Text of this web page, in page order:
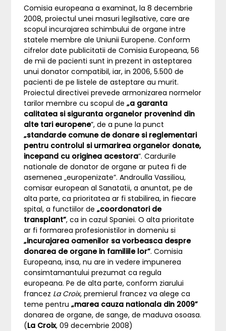
Comisia europeana a examinat, la 8 decembrie
2008, proiectul unei masuri legilsative, care are
scopul incurajarea schimbului de organe intre
statele membre ale Uniunii Europene. Conform
cifrelor date publicitatii de Comisia Europeana, 56
de mii de pacienti sunt in prezent in asteptarea
unui donator compatibil, iar, in 2006, 5.500 de
pacienti de pe listele de asteptare au murit.
Proiectul directivei prevede armonizarea normelor
tarilor membre cu scopul de„a garanta
calitatea si siguranta organelor provenind din
alte tari europene”, de a pune la punct
„standarde comune de donare si reglementari
pentru controlul si urmarirea organelor donate,
incepand cu originea acestora”. Cardurile
nationale de donator de organe ar putea fi de
asemenea „europenizate”. Androulla Vassiliou,
comisar european al Sanatatii, a anuntat, pe de
alta parte, ca prioritatea ar fi stabilirea, in fiecare
spital, a functiilor de„coordonatori de
transplant”, ca in cazul Spaniei. O alta prioritate
ar fi formarea profesionistilor in domeniu si
„incurajarea oamenilor sa vorbeasca despre
donarea de organe in familiile lor”. Comisia
Europeana, insa, nu are in vedere impunerea
consimtamantului prezumat ca regula
europeana. Pe de alta parte, conform ziarului
francez La Croix, premierul francez va alege ca
teme pentru„marea cauza nationala din 2009”
donarea de organe, de sange, de maduva osoasa.
(La Croix, 09 decembrie 2008)